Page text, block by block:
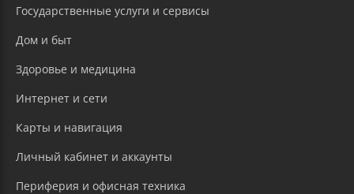
Государственные услуги и сервисы
Дом и быт
Здоровье и медицина
Интернет и сети
Карты и навигация
Личный кабинет и аккаунты
Периферия и офисная техника